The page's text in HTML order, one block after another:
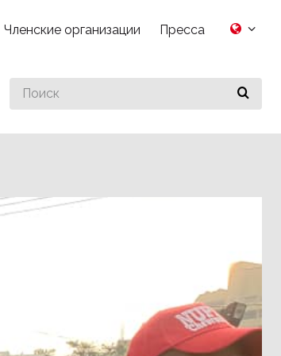
Search
for
Членские организации Пресса